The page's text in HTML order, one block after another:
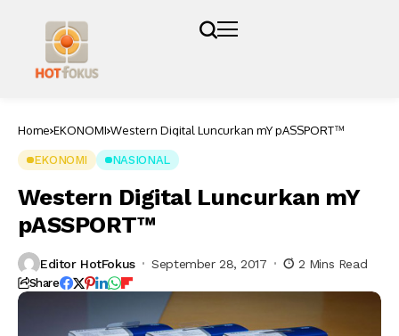
Home EKONOMI Western Digital Luncurkan mY pASSPORT™
EKONOMI NASIONAL
Western Digital Luncurkan mY
pASSPORT™
Editor HotFokus September 28, 2017 2 Mins Read
Share